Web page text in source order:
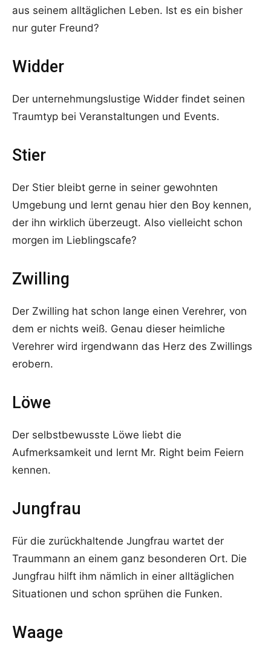
aus seinem alltäglichen Leben. Ist es ein bisher
nur guter Freund?
Widder
Der unternehmungslustige Widder findet seinen
Traumtyp bei Veranstaltungen und Events.
Stier
Der Stier bleibt gerne in seiner gewohnten
Umgebung und lernt genau hier den Boy kennen,
der ihn wirklich überzeugt. Also vielleicht schon
morgen im Lieblingscafe?
Zwilling
Der Zwilling hat schon lange einen Verehrer, von
dem er nichts weiß. Genau dieser heimliche
Verehrer wird irgendwann das Herz des Zwillings
erobern.
Löwe
Der selbstbewusste Löwe liebt die
Aufmerksamkeit und lernt Mr. Right beim Feiern
kennen.
Jungfrau
Für die zurückhaltende Jungfrau wartet der
Traummann an einem ganz besonderen Ort. Die
Jungfrau hilft ihm nämlich in einer alltäglichen
Situationen und schon sprühen die Funken.
Waage